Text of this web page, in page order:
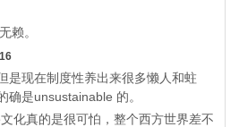
赖。
是现在制度性养出来很多懒人和蛀
确是unsustainable 的。
化真的是很可怕，整个西方世界差不